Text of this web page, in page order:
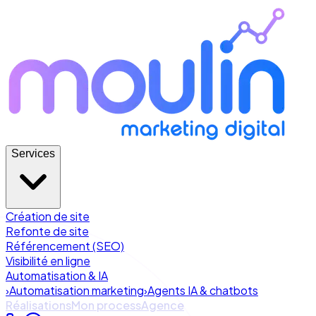
Services
Création de site
Refonte de site
Référencement (SEO)
Visibilité en ligne
Automatisation & IA
›Automatisation marketing›Agents IA & chatbots
RéalisationsMon processAgence